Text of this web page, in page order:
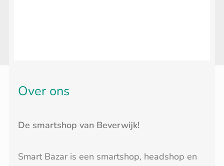
Over ons
De smartshop van Beverwijk!
Smart Bazar is een smartshop, headshop en